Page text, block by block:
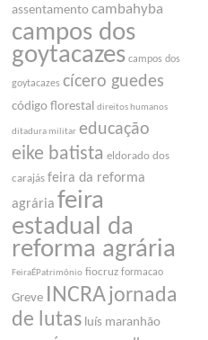
assentamento cambahyba
campos dos
goytacazes campos dos
goytacazes cícero guedes
código florestal direitos humanos
ditadura militar educação
eike batista eldorado dos
carajás feira da reforma
agrária feira
estadual da
reforma agrária
FeiraÉPatrimônio fiocruz formacao
Greve INCRA jornada
de lutas luís maranhão